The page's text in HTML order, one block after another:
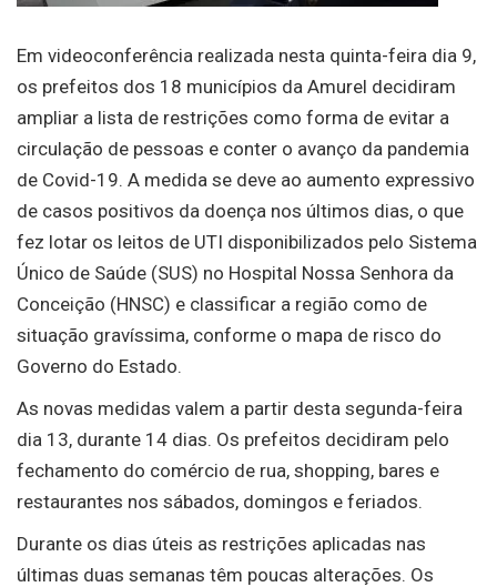
Em videoconferência realizada nesta quinta-feira dia 9,
os prefeitos dos 18 municípios da Amurel decidiram
ampliar a lista de restrições como forma de evitar a
circulação de pessoas e conter o avanço da pandemia
de Covid-19. A medida se deve ao aumento expressivo
de casos positivos da doença nos últimos dias, o que
fez lotar os leitos de UTI disponibilizados pelo Sistema
Único de Saúde (SUS) no Hospital Nossa Senhora da
Conceição (HNSC) e classificar a região como de
situação gravíssima, conforme o mapa de risco do
Governo do Estado.
As novas medidas valem a partir desta segunda-feira
dia 13, durante 14 dias. Os prefeitos decidiram pelo
fechamento do comércio de rua, shopping, bares e
restaurantes nos sábados, domingos e feriados.
Durante os dias úteis as restrições aplicadas nas
últimas duas semanas têm poucas alterações. Os